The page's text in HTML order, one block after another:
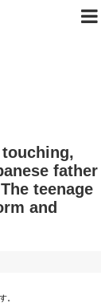
touching,
father
teenage
and
。